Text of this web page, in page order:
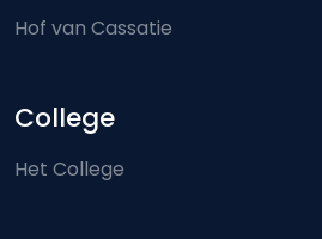
Hof van Cassatie
College
Het College